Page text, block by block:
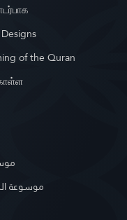
of the Quran
موسوعة